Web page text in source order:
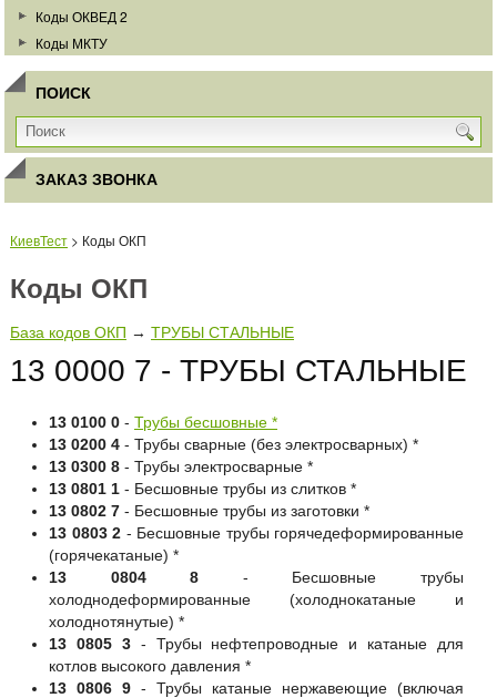
Коды ОКВЕД 2
Коды МКТУ
ПОИСК
ЗАКАЗ ЗВОНКА
КиевТест > Коды ОКП
Коды ОКП
База кодов ОКП → ТРУБЫ СТАЛЬНЫЕ
13 0000 7 - ТРУБЫ СТАЛЬНЫЕ
13 0100 0 - Трубы бесшовные *
13 0200 4 - Трубы сварные (без электросварных) *
13 0300 8 - Трубы электросварные *
13 0801 1 - Бесшовные трубы из слитков *
13 0802 7 - Бесшовные трубы из заготовки *
13 0803 2 - Бесшовные трубы горячедеформированные
(горячекатаные) *
13 0804 8 - Бесшовные трубы
холоднодеформированные (холоднокатаные и
холоднотянутые) *
13 0805 3- Трубы нефтепроводные и катаные для
котлов высокого давления *
13 0806 9 - Трубы катаные нержавеющие (включая